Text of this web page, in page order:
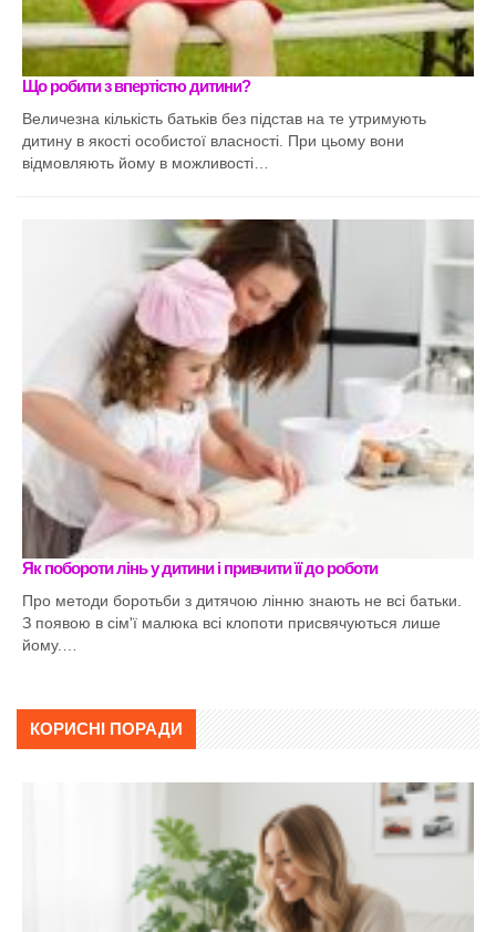
Що робити з впертістю дитини?
Величезна кількість батьків без підстав на те утримують
дитину в якості особистої власності. При цьому вони
відмовляють йому в можливості…
Як побороти лінь у дитини і привчити її до роботи
Про методи боротьби з дитячою лінню знають не всі батьки.
З появою в сім'ї малюка всі клопоти присвячуються лише
йому.…
КОРИСНІ ПОРАДИ